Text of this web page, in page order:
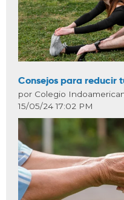
Consejos para reducir
por Colegio
15/05/24 17:02 PM